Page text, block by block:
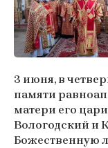
3 июня, в
памяти
матери его
Вологодский и
Божественную